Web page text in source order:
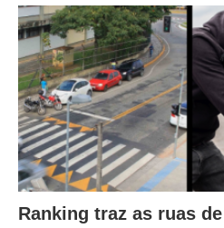
Ranking traz as ruas